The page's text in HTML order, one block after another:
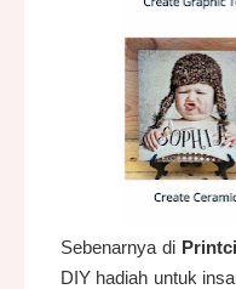
Sebenarnya di
DIY hadiah untuk